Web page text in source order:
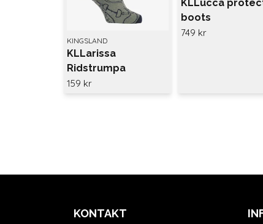
KINGSLAND
KLLarissa
Ridstrumpa
Kingsland Green
agave
159 kr
KLLucca
boots
749 kr
KONTAKT